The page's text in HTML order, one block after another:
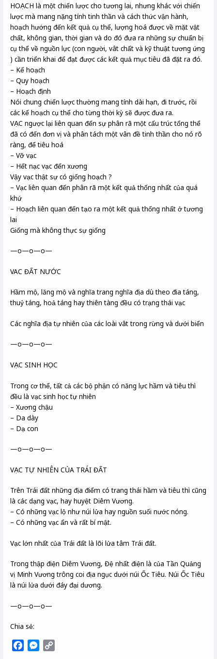
HOẠCH là một chiến lược cho tương lai, nhưng khác với chiến
lược mà mang nặng tính tinh thần và cách thức vận hành,
hoạch hướng đến kết quả cụ thể, lượng hoá được về mặt vật
chất, không gian, thời gian và do đó đưa ra những sự chuẩn bị
cụ thể về nguồn lực (con người, vât chất và kỹ thuật tương ứng
) cần triển khai để đạt được các kết quả mục tiêu đã đặt ra đó.
– Kế hoạch
– Quy hoạch
– Hoạch định
Nói chung chiến lược thường mang tính dài hạn, đi trước, rồi
các kế hoạch cụ thể cho từng thời kỳ sẽ được đưa ra.
VẠC ngược lại liên quan đến sự phân rã một cấu trúc tổng thể
đã có đến đơn vị và phân tách một vân đề tinh thần cho nó rõ
ràng, để tiêu hoá
– Vỡ vạc
– Hết nạc vạc đến xương
Vậy vạc thật sự có giống hoạch ?
– Vạc liên quan đến phân rã một kết quả thống nhất của quá
khứ
– Hoạch liên quan đến tạo ra một kết quả thống nhất ở tương
lai
Giống mà không thực sự giống
—o—o—o—
VAC ĐẤT NƯỚC
Hầm mộ, lăng mộ và nghĩa trang nghĩa địa dù theo đia táng,
thuỷ táng, hoả táng hay thiên tàng đều có trạng thái vạc
Các nghĩa địa tự nhiên của các loài vât trong rừng và dưới biển
—o—o—o—
VẠC SINH HỌC
Trong cơ thể, tất cả các bộ phận có năng lực hầm và tiêu thì
đều là vạc sinh học tự nhiên
– Xương chậu
– Da dày
– Dạ con
—o—o—o—
VẠC TỰ NHIÊN CỦA TRÁI ĐẤT
Trên Trái đất những địa điểm có trang thái hầm và tiêu thì cũng
là các dạng vạc, hay huyệt Diêm Vương.
– Có những vạc lộ như núi lửa hay nguồn suối nước nóng.
– Có những vạc ẩn và rất bí mật.
Vạc lớn nhất của Trái đất là lõi lửa tâm Trái đất.
Trong thập điện Diêm Vương, Đệ nhất điện là của Tần Quảng
vị Minh Vương trông coi địa ngục dưới núi Ốc Tiêu. Núi Ốc Tiêu
là núi lửa dưới đáy đại dương.
—o—o—o—
Chia sẻ:
M